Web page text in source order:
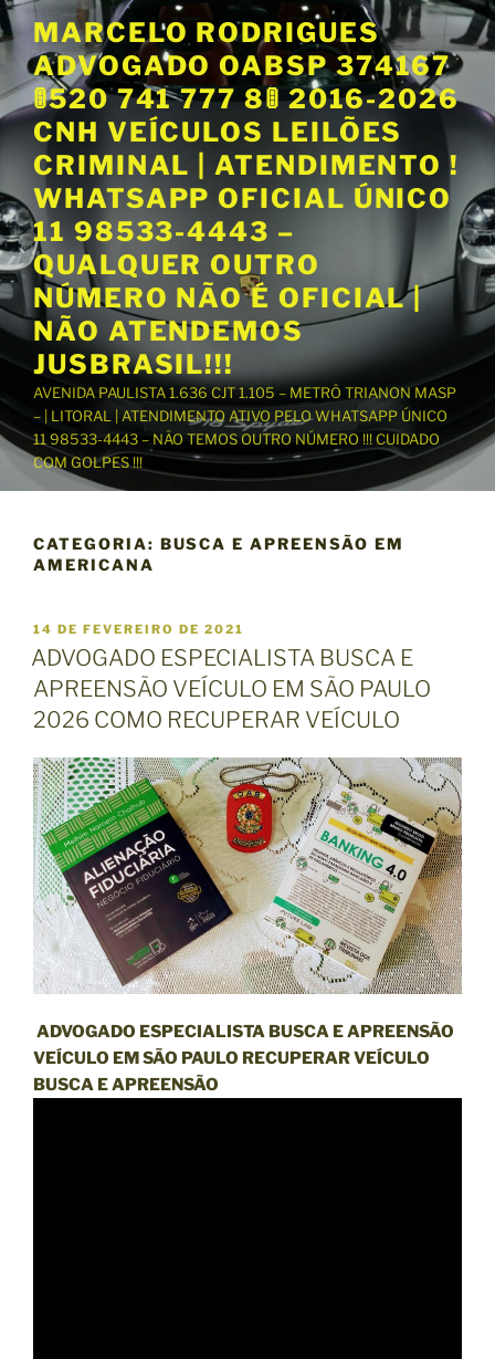
P
u
a
r
r
a
o
c
o
n
t
ú
d
MARCELO RODRIGUES
ADVOGADO OABSP 374167
🚦520 741 777 8🚦 2016-2026
CNH VEÍCULOS LEILÕES
CRIMINAL | ATENDIMENTO !
WHATSAPP OFICIAL ÚNICO
11 98533-4443 –
QUALQUER OUTRO
NÚMERO NÃO É OFICIAL |
NÃO ATENDEMOS
JUSBRASIL!!!
AVENIDA PAULISTA 1.636 CJT 1.105 – METRÔ TRIANON MASP
– | LITORAL | ATENDIMENTO ATIVO PELO WHATSAPP ÚNICO
11 98533-4443 – NÃO TEMOS OUTRO NÚMERO !!! CUIDADO
COM GOLPES !!!
CATEGORIA: BUSCA E APREENSÃO EM
AMERICANA
P
U
B
L
I
C
D
O
E
M
14 DE FEVEREIRO DE 2021
ADVOGADO ESPECIALISTA BUSCA E
APREENSÃO VEÍCULO EM SÃO PAULO
2026 COMO RECUPERAR VEÍCULO
ADVOGADO ESPECIALISTA BUSCA E APREENSÃO
VEÍCULO EM SÃO PAULO RECUPERAR VEÍCULO
BUSCA E APREENSÃO